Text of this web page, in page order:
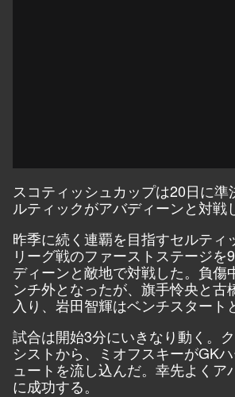
スコティッシュカップは20日に準
ルティックがアバディーンと対戦
昨季に続く連覇を目指すセルティ
リーグ戦のファーストステージを
ディーンと敵地で対戦した。負傷
ンチ外となったが、旗手怜央と古
入り、岩田智輝はベンチスタート
試合は開始3分にいきなり動く。
シストから、ミオフスキーがGK
ュートを流し込んだ。幸先よくア
に成功する。